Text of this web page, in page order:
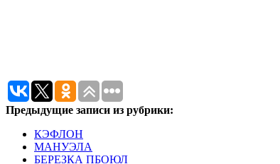
Предыдущие записи из рубрики:
КЭФЛОН
МАНУЭЛА
БЕРЕЗКА ПБОЮЛ